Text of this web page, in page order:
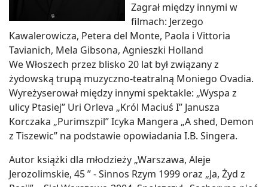
Zagrał między innymi w
filmach: Jerzego
Kawalerowicza, Petera del Monte, Paola i Vittoria
Tavianich, Mela Gibsona, Agnieszki Holland
We Włoszech przez blisko 20 lat był związany z
żydowską trupą muzyczno-teatralną Moniego Ovadia.
Wyreżyserował między innymi spektakle: „Wyspa z
ulicy Ptasiej” Uri Orleva „Król Maciuś I” Janusza
Korczaka „Purimszpil” Icyka Mangera „A shed, Demon
z Tiszewic” na podstawie opowiadania I.B. Singera.
Autor książki dla młodzieży „Warszawa, Aleje
Jerozolimskie, 45 ” - Sinnos Rzym 1999 oraz „Ja, Żyd z